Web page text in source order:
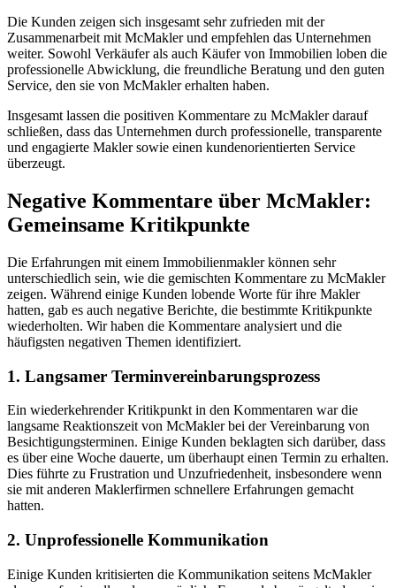
Die Kunden zeigen sich insgesamt sehr zufrieden mit der
Zusammenarbeit mit McMakler und empfehlen das Unternehmen
weiter. Sowohl Verkäufer als auch Käufer von Immobilien loben die
professionelle Abwicklung, die freundliche Beratung und den guten
Service, den sie von McMakler erhalten haben.
Insgesamt lassen die positiven Kommentare zu McMakler darauf
schließen, dass das Unternehmen durch professionelle, transparente
und engagierte Makler sowie einen kundenorientierten Service
überzeugt.
Negative Kommentare über McMakler:
Gemeinsame Kritikpunkte
Die Erfahrungen mit einem Immobilienmakler können sehr
unterschiedlich sein, wie die gemischten Kommentare zu McMakler
zeigen. Während einige Kunden lobende Worte für ihre Makler
hatten, gab es auch negative Berichte, die bestimmte Kritikpunkte
wiederholten. Wir haben die Kommentare analysiert und die
häufigsten negativen Themen identifiziert.
1. Langsamer Terminvereinbarungsprozess
Ein wiederkehrender Kritikpunkt in den Kommentaren war die
langsame Reaktionszeit von McMakler bei der Vereinbarung von
Besichtigungsterminen. Einige Kunden beklagten sich darüber, dass
es über eine Woche dauerte, um überhaupt einen Termin zu erhalten.
Dies führte zu Frustration und Unzufriedenheit, insbesondere wenn
sie mit anderen Maklerfirmen schnellere Erfahrungen gemacht
hatten.
2. Unprofessionelle Kommunikation
Einige Kunden kritisierten die Kommunikation seitens McMakler